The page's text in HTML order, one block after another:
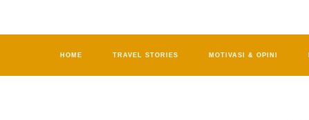
HOME TRAVEL STORIES MOTIVASI & OPINI